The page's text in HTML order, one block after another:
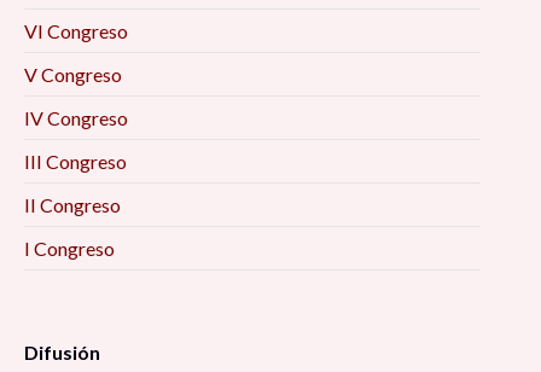
VI Congreso
V Congreso
IV Congreso
III Congreso
II Congreso
I Congreso
Difusión